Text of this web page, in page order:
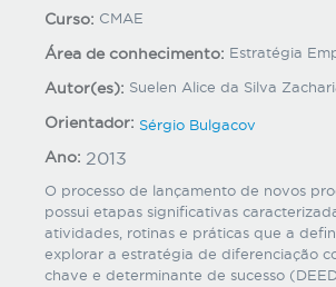
Curso: CMAE
Área de conhecimento: Estratégia
Autor(es): Suelen Alice da Silva
Orientador: Sérgio Bulgacov
Ano: 2013
O processo de lançamento de novos
possui etapas significativas
atividades, rotinas e práticas que a
explorar a estratégia de diferenciação
chave e determinante de sucesso